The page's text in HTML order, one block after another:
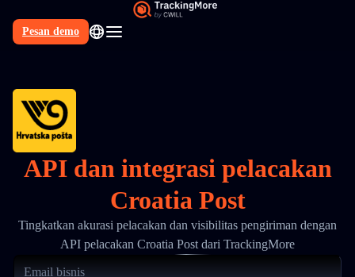
Pesan demo
API dan integrasi pelacakan
Croatia Post
Tingkatkan akurasi pelacakan dan visibilitas pengiriman dengan
API pelacakan Croatia Post dari TrackingMore